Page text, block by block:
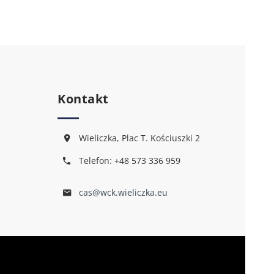
Kontakt
Wieliczka, Plac T. Kościuszki 2
Telefon: +48 573 336 959
cas@wck.wieliczka.eu